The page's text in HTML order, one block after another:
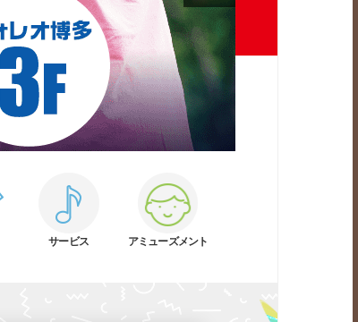
サービス アミューズメント